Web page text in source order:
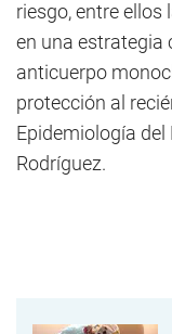
riesgo, entre
en una estrategia
anticuerpo
protección al
Epidemiología
Rodríguez.